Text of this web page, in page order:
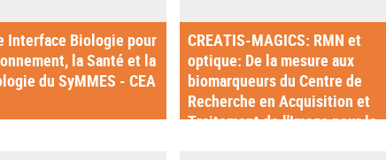
Interface Biologie pour
la Santé et la
du SyMMES - CEA
CREATIS-MAGICS: RMN et
optique: De la mesure aux
biomarqueurs du Centre de
Recherche en Acquisition et
Traitement de l'Image pour la